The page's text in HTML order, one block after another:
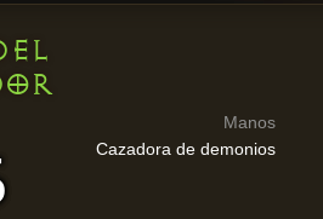
Manos
Cazadora de demonios